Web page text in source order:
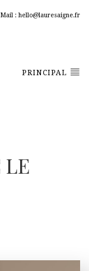
: hello@lauresaigne.fr
PRINCIPAL
LE